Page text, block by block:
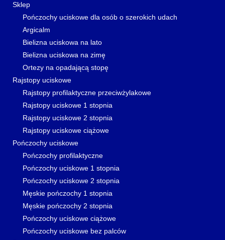
Sklep
Pończochy uciskowe dla osób o szerokich udach
Argicalm
Bielizna uciskowa na lato
Bielizna uciskowa na zimę
Ortezy na opadającą stopę
Rajstopy uciskowe
Rajstopy profilaktyczne przeciwżylakowe
Rajstopy uciskowe 1 stopnia
Rajstopy uciskowe 2 stopnia
Rajstopy uciskowe ciążowe
Pończochy uciskowe
Pończochy profilaktyczne
Pończochy uciskowe 1 stopnia
Pończochy uciskowe 2 stopnia
Męskie pończochy 1 stopnia
Męskie pończochy 2 stopnia
Pończochy uciskowe ciążowe
Pończochy uciskowe bez palców